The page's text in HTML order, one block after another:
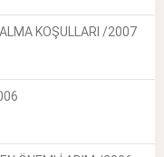
KOŞULLARI /2007